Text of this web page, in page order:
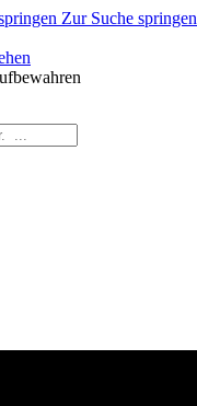
Zur Suche springen